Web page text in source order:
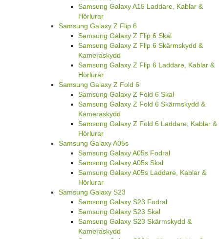
Samsung Galaxy A15 Laddare, Kablar &
Hörlurar
Samsung Galaxy Z Flip 6
Samsung Galaxy Z Flip 6 Skal
Samsung Galaxy Z Flip 6 Skärmskydd &
Kameraskydd
Samsung Galaxy Z Flip 6 Laddare, Kablar &
Hörlurar
Samsung Galaxy Z Fold 6
Samsung Galaxy Z Fold 6 Skal
Samsung Galaxy Z Fold 6 Skärmskydd &
Kameraskydd
Samsung Galaxy Z Fold 6 Laddare, Kablar &
Hörlurar
Samsung Galaxy A05s
Samsung Galaxy A05s Fodral
Samsung Galaxy A05s Skal
Samsung Galaxy A05s Laddare, Kablar &
Hörlurar
Samsung Galaxy S23
Samsung Galaxy S23 Fodral
Samsung Galaxy S23 Skal
Samsung Galaxy S23 Skärmskydd &
Kameraskydd